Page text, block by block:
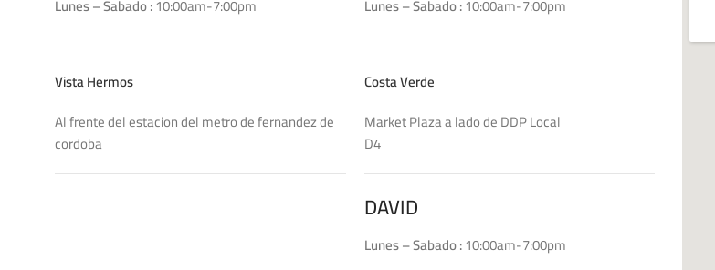
Lunes – Sabado :10:00am-7:00pm
Vista Hermos
Al frente del estacion del metro de fernandez de
cordoba
Lunes – Sabado :10:00am-7:00pm
Costa Verde
Market Plaza a lado de DDP Local
D4
DAVID
Lunes – Sabado :10:00am-7:00pm